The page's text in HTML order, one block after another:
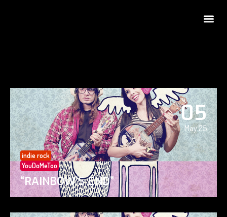
05
May 25
indie rock
YouDoMeToo
“RAINBOW’S END”